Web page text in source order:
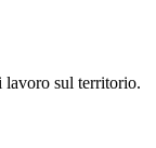
lavoro sul territorio.